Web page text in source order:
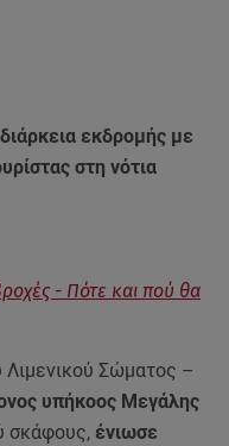
εκδρομής με
στη νότια
- Πότε και πού θα
Σώματος –
υπήκοος Μεγάλης
σκάφους, ένιωσε